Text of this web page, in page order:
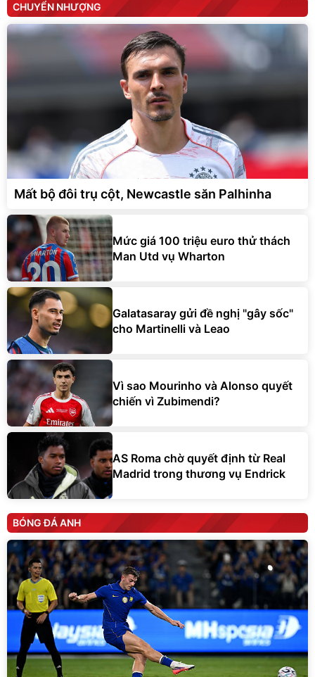
CHUYỂN NHƯỢNG
Mất bộ đôi trụ cột, Newcastle săn Palhinha
Mức giá 100 triệu euro thử thách
Man Utd vụ Wharton
Galatasaray gửi đề nghị "gây sốc"
cho Martinelli và Leao
Vì sao Mourinho và Alonso quyết
chiến vì Zubimendi?
AS Roma chờ quyết định từ Real
Madrid trong thương vụ Endrick
BÓNG ĐÁ ANH